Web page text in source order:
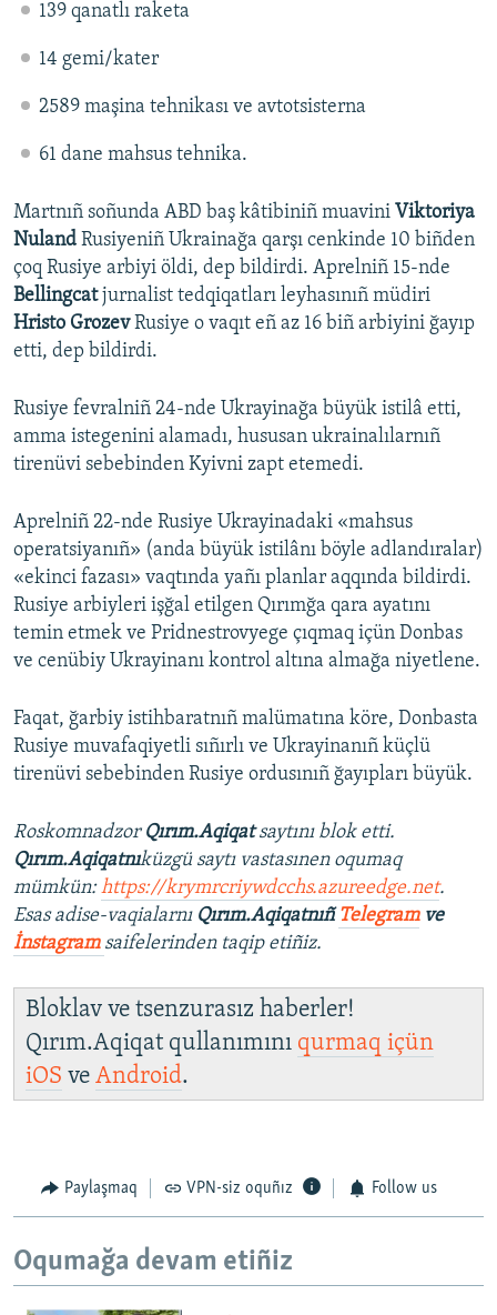
139 qanatlı raketa
14 gemi/kater
2589 maşina tehnikası ve avtotsisterna
61 dane mahsus tehnika.
Martnıñ soñunda ABD baş kâtibiniñ muavini Viktoriya
Nuland Rusiyeniñ Ukrainağa qarşı cenkinde 10 biñden
çoq Rusiye arbiyi öldi, dep bildirdi. Aprelniñ 15-nde
Bellingcatjurnalist tedqiqatları leyhasınıñ müdiri
Hristo GrozevRusiye o vaqıt eñ az 16 biñ arbiyini ğayıp
etti, dep bildirdi.
Rusiye fevralniñ 24-nde Ukrayinağa büyük istilâ etti,
amma istegenini alamadı, hususan ukrainalılarnıñ
tirenüvi sebebinden Kyivni zapt etemedi.
Aprelniñ 22-nde Rusiye Ukrayinadaki «mahsus
operatsiyanıñ» (anda büyük istilânı böyle adlandıralar)
«ekinci fazası» vaqtında yañı planlar aqqında bildirdi.
Rusiye arbiyleri işğal etilgen Qırımğa qara ayatını
temin etmek ve Pridnestrovyege çıqmaq içün Donbas
ve cenübiy Ukrayinanı kontrol altına almağa niyetlene.
Faqat, ğarbiy istihbaratnıñ malümatına köre, Donbasta
Rusiye muvafaqiyetli sıñırlı ve Ukrayinanıñ küçlü
tirenüvi sebebinden Rusiye ordusınıñ ğayıpları büyük.
Roskomnadzor Qırım.Aqiqatsaytını blok etti.
Qırım.Aqiqatnıküzgü saytı vastasınen oqumaq
mümkün:https://krymrcriywdcchs.azureedge.net.
Esas adise-vaqialarnı Qırım.Aqiqatnıñ Telegramve
İnstagram saifelerinden taqip etiñiz.
Bloklav ve tsenzurasız haberler!
Qırım.Aqiqat qullanımını qurmaq içün
iOS ve Android.
Paylaşmaq VPN-siz oquñız Follow us
Oqumağa devam etiñiz